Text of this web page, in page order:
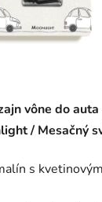
vône do
/ Mesačný
s